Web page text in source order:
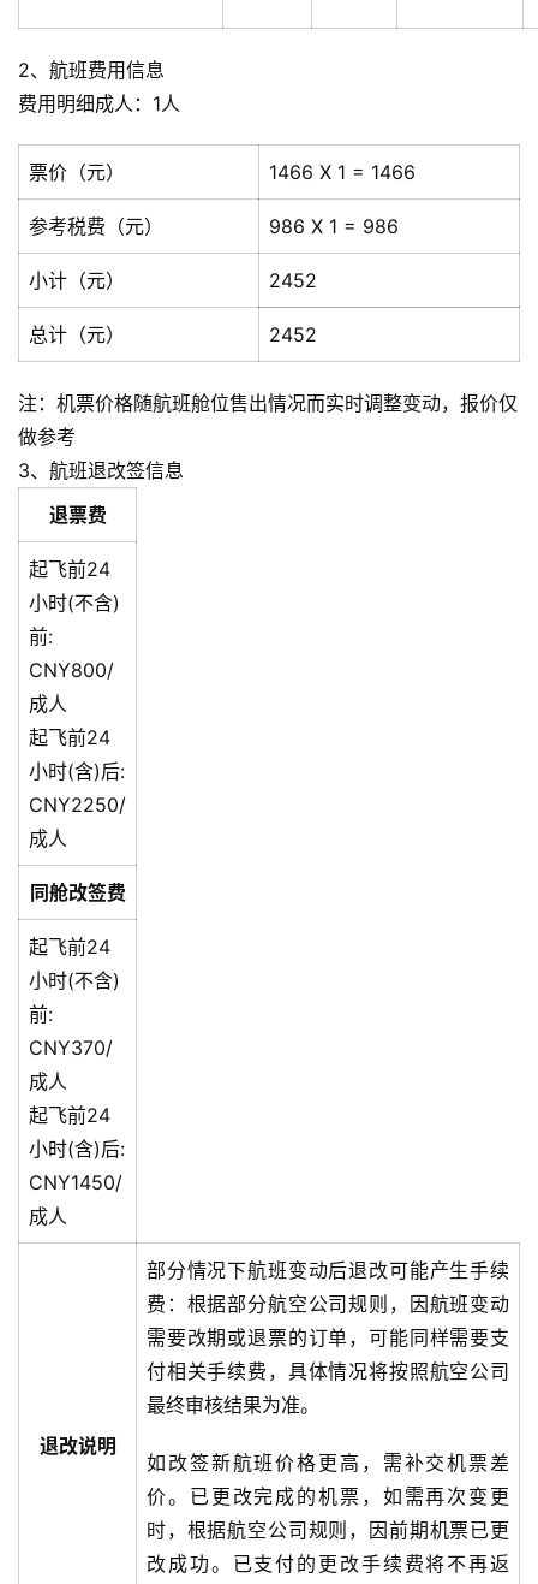
2、航班费用信息
费用明细成人：1人
票价（元） 1466 X 1 = 1466
参考税费（元） 986 X 1 = 986
小计（元） 2452
总计（元） 2452
注：机票价格随航班舱位售出情况而实时调整变动，报价仅
做参考
3、航班退改签信息
退票费
起飞前24
小时(不含)
前:
CNY800/
成人
起飞前24
小时(含)后:
CNY2250/
成人
同舱改签费
起飞前24
小时(不含)
前:
CNY370/
成人
起飞前24
小时(含)后:
CNY1450/
成人
退改说明
部分情况下航班变动后退改可能产生手续
费：根据部分航空公司规则，因航班变动
需要改期或退票的订单，可能同样需要支
付相关手续费，具体情况将按照航空公司
最终审核结果为准。
如改签新航班价格更高，需补交机票差
价。已更改完成的机票，如需再次变更
时，根据航空公司规则，因前期机票已更
改成功。已支付的更改手续费将不再返